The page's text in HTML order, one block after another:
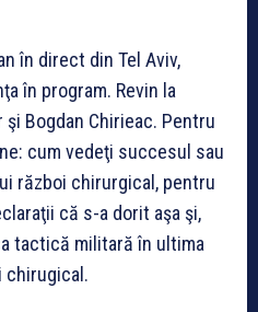
în direct din Tel Aviv,
în program. Revin la
Bogdan Chirieac. Pentru
cum vedeţi succesul sau
război chirurgical, pentru
că s-a dorit aşa şi,
tactică militară în ultima
chirugical.